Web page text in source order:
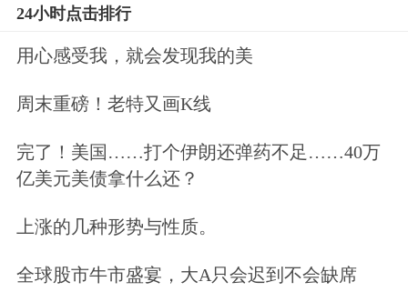
8月3日，宝能集团在其官网发布《关于
7月31日宝能集团姚振华董事长遭到暴
力袭击事件的声明》，该声明称，强烈
采取相应法律行动，并采取必要措施，
正常经营。此外，该声明还提及，“本
集团坚决履行企业主体责任，绝大部分
24小时点击排行
用心感受我，就会发现我的美
周末重磅！老特又画K线
完了！美国……打个伊朗还弹药不足……40万
亿美元美债拿什么还？
上涨的几种形势与性质。
全球股市牛市盛宴，大A只会迟到不会缺席